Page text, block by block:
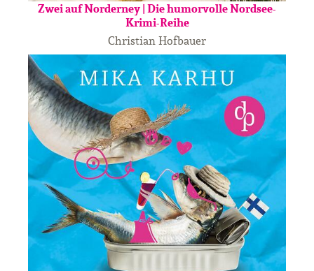
Zwei auf Norderney | Die humorvolle Nordsee-
Krimi-Reihe
Christian Hofbauer